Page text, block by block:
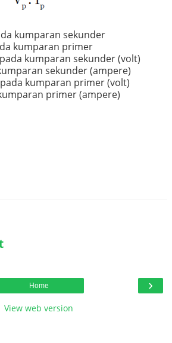
kumparan sekunder
kumparan primer
kumparan sekunder (volt)
sekunder (ampere)
kumparan primer (volt)
primer (ampere)
›
Home
View web version